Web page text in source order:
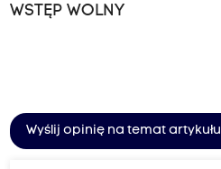
WSTĘP WOLNY
Wyślij opinię na temat artykułu